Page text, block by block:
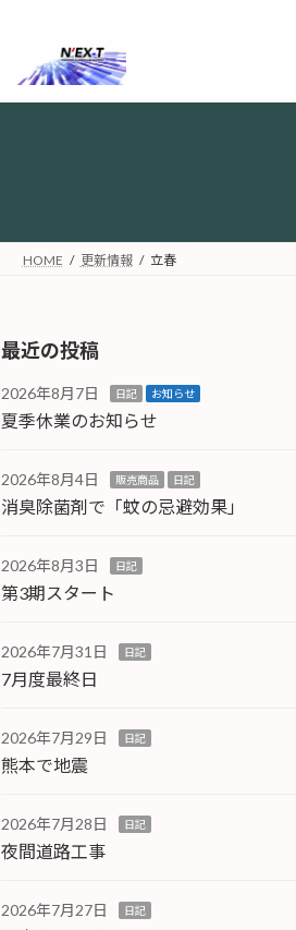
HOME 更新情報 立春
最近の投稿
2026年8月7日 日記 お知らせ
夏季休業のお知らせ
2026年8月4日 販売商品 日記
消臭除菌剤で「蚊の忌避効果」
2026年8月3日 日記
第3期スタート
2026年7月31日 日記
7月度最終日
2026年7月29日 日記
熊本で地震
2026年7月28日 日記
夜間道路工事
2026年7月27日 日記